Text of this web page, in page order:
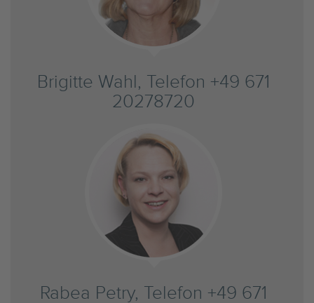
Brigitte Wahl, Telefon +49 671
20278720
Rabea Petry, Telefon +49 671